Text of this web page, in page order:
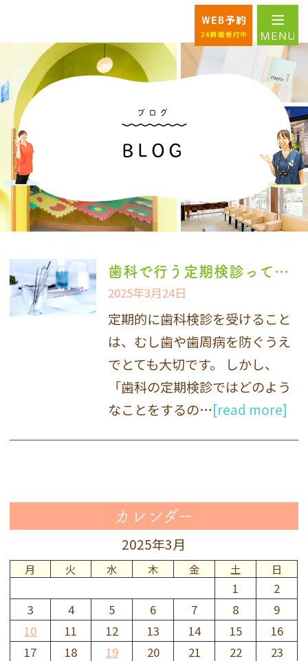
ブログ
BLOG
歯科で行う定期検診って何するの？｜内容・保険適用・費用について
2025年3月24日
定期的に歯科検診を受けること
は、むし歯や歯周病を防ぐうえ
でとても大切です。 しかし、
「歯科の定期検診ではどのよう
なことをするの…[read more]
カレンダー
2025年3月
月 火 水 木 金 土 日
1
2
3
4 5 6 7 8
9
10
11 12 13 14 15
16
17
18 19 20 21 22
23